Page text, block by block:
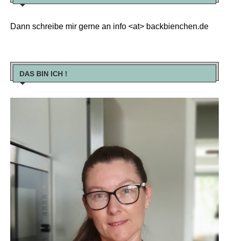
Dann schreibe mir gerne an info <at> backbienchen.de
DAS BIN ICH !